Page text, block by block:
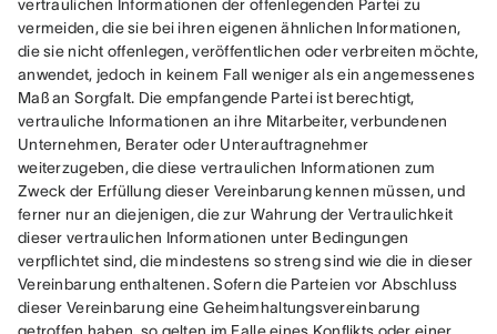
vertraulichen Informationen der offenlegenden Partei zu
vermeiden, die sie bei ihren eigenen ähnlichen Informationen,
die sie nicht offenlegen, veröffentlichen oder verbreiten möchte,
anwendet, jedoch in keinem Fall weniger als ein angemessenes
Maß an Sorgfalt. Die empfangende Partei ist berechtigt,
vertrauliche Informationen an ihre Mitarbeiter, verbundenen
Unternehmen, Berater oder Unterauftragnehmer
weiterzugeben, die diese vertraulichen Informationen zum
Zweck der Erfüllung dieser Vereinbarung kennen müssen, und
ferner nur an diejenigen, die zur Wahrung der Vertraulichkeit
dieser vertraulichen Informationen unter Bedingungen
verpflichtet sind, die mindestens so streng sind wie die in dieser
Vereinbarung enthaltenen. Sofern die Parteien vor Abschluss
dieser Vereinbarung eine Geheimhaltungsvereinbarung